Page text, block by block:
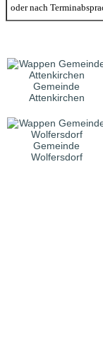
oder nach
Gemeinde
Attenkirchen
Gemeinde
Wolfersdorf